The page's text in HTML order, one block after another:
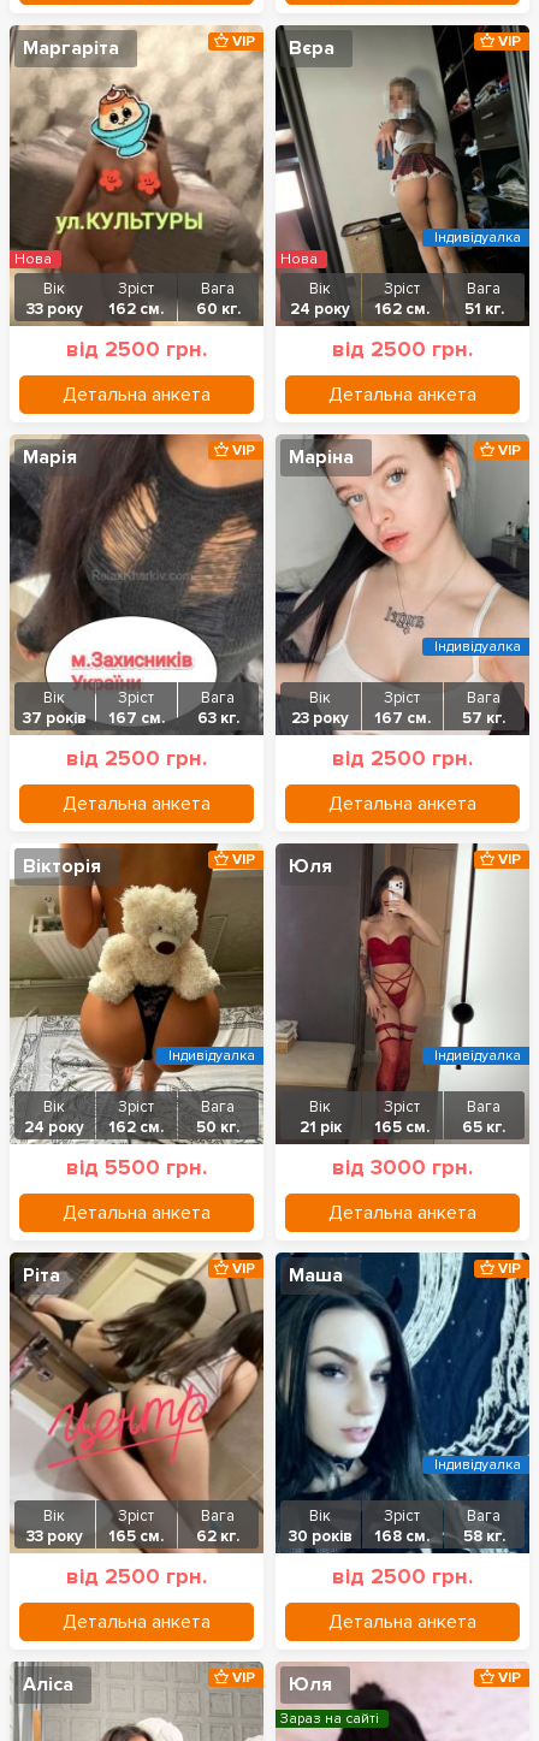
Маргаріта
Вік
33 року
Зріст
162 см.
Вага
60 кг.
від 2500 грн.
Детальна анкета
VIP
Нова
Вєра
Вік
24 року
Зріст
162 см.
Вага
51 кг.
від 2500 грн.
Детальна анкета
VIP
Нова
Індивідуалка
Марія
Вік
37 років
Зріст
167 см.
Вага
63 кг.
від 2500 грн.
Детальна анкета
VIP Маріна
Вік
23 року
Зріст
167 см.
Вага
57 кг.
від 2500 грн.
Детальна анкета
VIP
Індивідуалка
Вікторія
Вік
24 року
Зріст
162 см.
Вага
50 кг.
від 5500 грн.
Детальна анкета
VIP
Індивідуалка
Юля
Вік
21 рік
Зріст
165 см.
Вага
65 кг.
від 3000 грн.
Детальна анкета
VIP
Індивідуалка
Ріта
Вік
33 року
Зріст
165 см.
Вага
62 кг.
від 2500 грн.
Детальна анкета
VIP Маша
Вік
30 років
Зріст
168 см.
Вага
58 кг.
від 2500 грн.
Детальна анкета
VIP
Індивідуалка
Аліса VIP Юля VIP
Зараз на сайті